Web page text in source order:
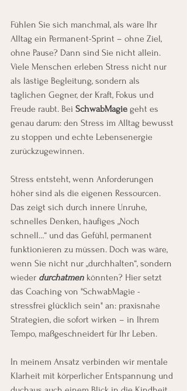
Fühlen Sie sich manchmal, als wäre Ihr
Alltag ein Permanent-Sprint – ohne Ziel,
ohne Pause? Dann sind Sie nicht allein.
Viele Menschen erleben Stress nicht nur
als lästige Begleitung, sondern als
täglichen Gegner, der Kraft, Fokus und
Freude raubt. Bei SchwabMagie geht es
genau darum: den Stress im Alltag bewusst
zu stoppen und echte Lebensenergie
zurückzugewinnen.
Stress entsteht, wenn Anforderungen
höher sind als die eigenen Ressourcen.
Das zeigt sich durch innere Unruhe,
schnelles Denken, häufiges „Noch
schnell…“ und das Gefühl, permanent
funktionieren zu müssen. Doch was wäre,
wenn Sie nicht nur „durchhalten“, sondern
wieder durchatmen könnten? Hier setzt
das Coaching von "SchwabMagie -
stressfrei glücklich sein" an: praxisnahe
Strategien, die sofort wirken – in Ihrem
Tempo, maßgeschneidert für Ihr Leben.
In meinem Ansatz verbinden wir mentale
Klarheit mit körperlicher Entspannung und